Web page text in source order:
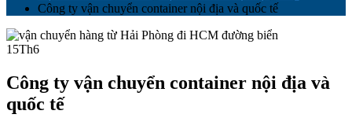
Công ty vận chuyển container nội địa và quốc tế
15Th6
Công ty vận chuyển container nội địa và
quốc tế